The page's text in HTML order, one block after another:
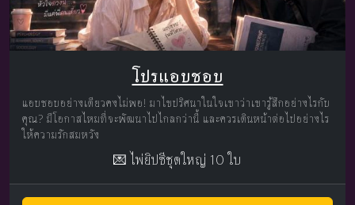
โปรแอบชอบ
แอบชอบอย่างเดียวคงไม่พอ! มาไขปริศนาในใจเขาว่าเขารู้สึกอย่างไรกับ
คุณ? มีโอกาสไหมที่จะพัฒนาไปไกลกว่านี้ และควรเดินหน้าต่อไปอย่างไร
ให้ความรักสมหวัง
💌 ไพ่ยิปซีชุดใหญ่ 10 ใบ